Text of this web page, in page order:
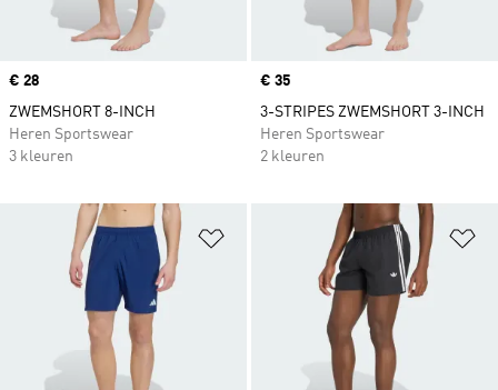
Price
€ 28
ZWEMSHORT 8-INCH
Heren Sportswear
3 kleuren
Price
€ 35
3-STRIPES ZWEMSHORT 3-INCH
Heren Sportswear
2 kleuren
Op verlanglijst zetten